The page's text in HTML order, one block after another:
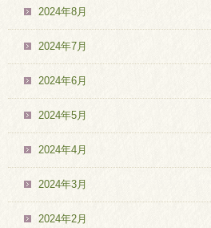
2024年8月
2024年7月
2024年6月
2024年5月
2024年4月
2024年3月
2024年2月